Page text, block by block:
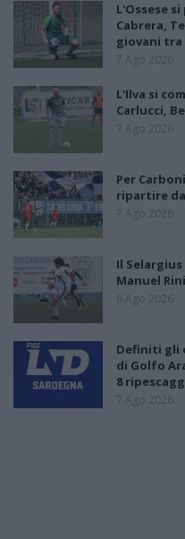
L'Ossese
Cabrera,
giovani
7 Ago 2026
L'Ilva si
Carlucci,
7 Ago 2026
Per
ripartire
7 Ago 2026
Il
Manuel
6 Ago 2026
Definiti gli
di Golfo
8
7 Ago 2026